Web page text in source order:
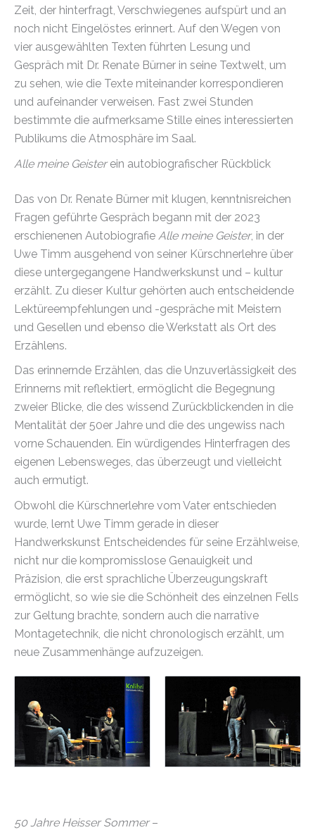
Zeit, der hinterfragt, Verschwiegenes aufspürt und an
noch nicht Eingelöstes erinnert. Auf den Wegen von
vier ausgewählten Texten führten Lesung und
Gespräch mit Dr. Renate Bürner in seine Textwelt, um
zu sehen, wie die Texte miteinander korrespondieren
und aufeinander verweisen. Fast zwei Stunden
bestimmte die aufmerksame Stille eines interessierten
Publikums die Atmosphäre im Saal.
Alle meine Geisterein autobiografischer Rückblick
Das von Dr. Renate Bürner mit klugen, kenntnisreichen
Fragen geführte Gespräch begann mit der 2023
erschienenen Autobiografie Alle meine Geister, in der
Uwe Timm ausgehend von seiner Kürschnerlehre über
diese untergegangene Handwerkskunst und – kultur
erzählt. Zu dieser Kultur gehörten auch entscheidende
Lektüreempfehlungen und -gespräche mit Meistern
und Gesellen und ebenso die Werkstatt als Ort des
Erzählens.
Das erinnernde Erzählen, das die Unzuverlässigkeit des
Erinnerns mit reflektiert, ermöglicht die Begegnung
zweier Blicke, die des wissend Zurückblickenden in die
Mentalität der 50er Jahre und die des ungewiss nach
vorne Schauenden. Ein würdigendes Hinterfragen des
eigenen Lebensweges, das überzeugt und vielleicht
auch ermutigt.
Obwohl die Kürschnerlehre vom Vater entschieden
wurde, lernt Uwe Timm gerade in dieser
Handwerkskunst Entscheidendes für seine Erzählweise,
nicht nur die kompromisslose Genauigkeit und
Präzision, die erst sprachliche Überzeugungskraft
ermöglicht, so wie sie die Schönheit des einzelnen Fells
zur Geltung brachte, sondern auch die narrative
Montagetechnik, die nicht chronologisch erzählt, um
neue Zusammenhänge aufzuzeigen.
50 Jahre Heisser Sommer–